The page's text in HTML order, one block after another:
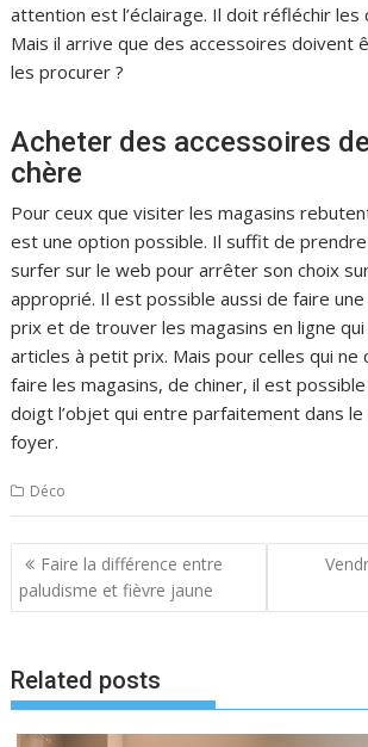
attention est l’éclairage. Il doit réfléchir les
Mais il arrive que des accessoires doivent
les procurer ?
Acheter des accessoires
chère
Pour ceux que visiter les magasins
est une option possible. Il suffit de
surfer sur le web pour arrêter son choix
approprié. Il est possible aussi de faire
prix et de trouver les magasins en ligne
articles à petit prix. Mais pour celles qui ne
faire les magasins, de chiner, il est
doigt l’objet qui entre parfaitement dans
foyer.
Déco
Navigation
de
l’article
Faire la différence entre
paludisme et fièvre jaune
Related posts